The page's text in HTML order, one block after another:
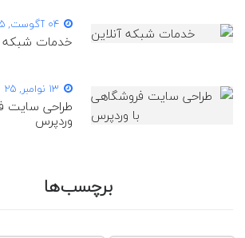
04 آگوست, 25
خدمات شبکه
13 نوامبر, 25
طراحی سایت
وردپرس
برچسب‌ها